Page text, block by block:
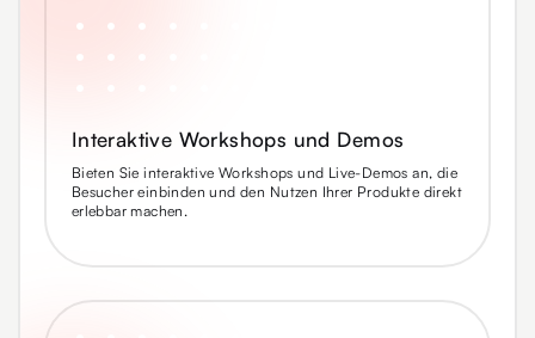
Interaktive Workshops und Demos
Bieten Sie interaktive Workshops und Live-Demos an, die
Besucher einbinden und den Nutzen Ihrer Produkte direkt
erlebbar machen.